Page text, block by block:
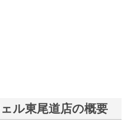
ル東尾道店の概要